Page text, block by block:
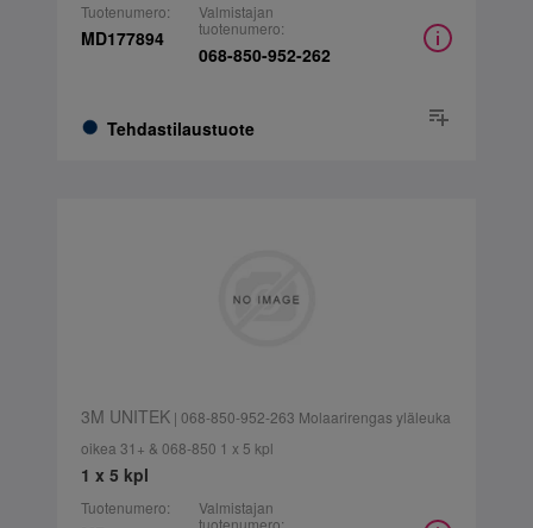
Tuotenumero:
MD177894
Tehdastilaustuote
Valmistajan
tuotenumero:
068-850-952-262
3M UNITEK| 068-850-952-263 Molaarirengas yläleuka
oikea 31+ & 068-850 1 x 5 kpl
1 x 5 kpl
Tuotenumero:
Valmistajan
tuotenumero: